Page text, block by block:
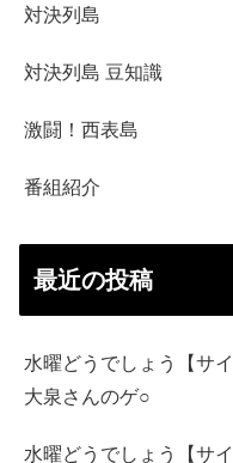
対決列島
対決列島 豆知識
激闘！西表島
番組紹介
最近の投稿
水曜どうでしょう【サ
大泉さんのゲ○
水曜どうでしょう【サ